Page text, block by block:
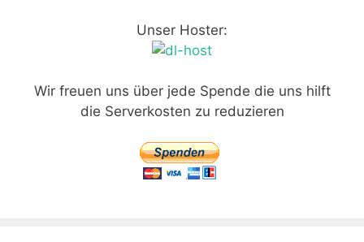
Unser Hoster:
Wir freuen uns über jede Spende die uns hilft
die Serverkosten zu reduzieren